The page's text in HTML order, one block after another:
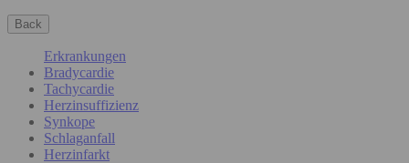
Back
Erkrankungen
Bradycardie
Tachycardie
Herzinsuffizienz
Synkope
Schlaganfall
Herzinfarkt